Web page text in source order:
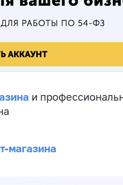
и
магазина